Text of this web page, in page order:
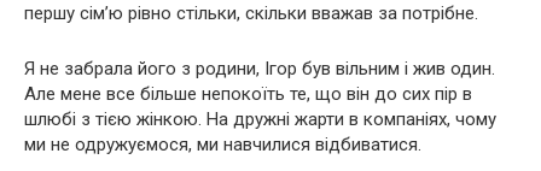
першу сім’ю рівно стільки, скільки вважав за потрібне.
Я не забрала його з родини, Ігор був вільним і жив один.
Але мене все більше непокоїть те, що він до сих пір в
шлюбі з тією жінкою. На дружні жарти в компаніях, чому
ми не одружуємося, ми навчилися відбиватися.